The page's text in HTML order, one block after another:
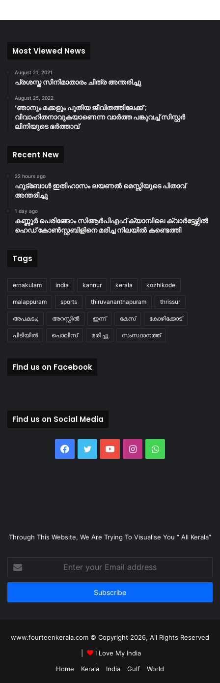
Most Viewed News
August 21, 2021
പ്രശസ്ത സിനിമാതാരം ചിത്ര അന്തരിച്ചു
August 25, 2022
‘ഞാനും മക്കളും പുതിയ ജീവിതത്തിലേക്ക്’;
വിവാഹിതനാവുകയാണെന്ന വാർത്ത പങ്കുവച്ച് സിസ്റ്റർ
ലിനിയുടെ ഭർത്താവ്
Recent New
22 hours ago
ഫുട്ബോൾ ഇതിഹാസം ലയണൽ മെസ്സിയുടെ പിതാവ്
അന്തരിച്ചു
1 day ago
കണ്ണൂർ പെരിങ്ങോം സിആർപിഎഫ് ക്യാമ്പിലെ ക്വാർട്ടേഴ്സിൽ
ഹെഡ് കോൺസ്റ്റബിളിനെ മരിച്ച നിലയിൽ കണ്ടെത്തി
Tags
ernakulam india kannur kerala kozhikode
malappuram sports thiruvananthapuram thrissur
അപകടം; അറസ്റ്റിൽ ഇന്ന് കേസ് കോഴിക്കോട്
പിടിയിൽ പൊലീസ് മരിച്ചു സംസ്ഥാനത്ത്
Find us on Facebook
Find us on Social Media
Facebook
TwitterYouTubeInstagramWhatsApp
Through This Website, We Are Trying To Visualise You “ All Kerala”
your
Email
www.fourteenkerala.com © Copyright 2026, All Rights Reserved
I Love My India
Home
Kerala India Gulf World